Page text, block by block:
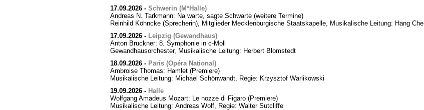
17.09.2026- Schwerin (M*Halle)
Andreas N. Tarkmann: Na warte, sagte Schwarte (weitere Termine)
Reinhild Köhncke (Sprecherin), Mitglieder Mecklenburgische Staatskapelle, Musikalische Leitung: Hang Che
17.09.2026- Leipzig (Gewandhaus)
Anton Bruckner: 8. Symphonie in c-Moll
Gewandhausorchester, Musikalische Leitung: Herbert Blomstedt
18.09.2026- Paris (Opéra National)
Ambroise Thomas: Hamlet (Premiere)
Musikalische Leitung: Michael Schönwandt, Regie: Krzysztof Warlikowski
19.09.2026- Halle
Wolfgang Amadeus Mozart: Le nozze di Figaro (Premiere)
Musikalische Leitung: Andreas Wolf, Regie: Walter Sutcliffe